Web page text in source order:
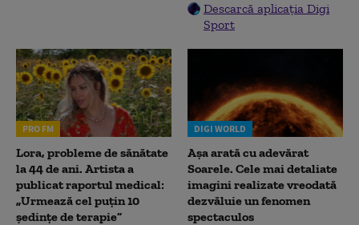
Descarcă aplicația Digi
Sport
PRO FM
Lora, probleme de sănătate
la 44 de ani. Artista a
publicat raportul medical:
„Urmează cel puțin 10
ședințe de terapie”
DIGI WORLD
Așa arată cu adevărat
Soarele. Cele mai detaliate
imagini realizate vreodată
dezvăluie un fenomen
spectaculos